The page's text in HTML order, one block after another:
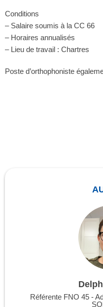
Conditions
– Salaire soumis à la CC 66
– Horaires annualisés
– Lieu de travail : Chartres
Poste d’orthophoniste
Référente FNO 45 -